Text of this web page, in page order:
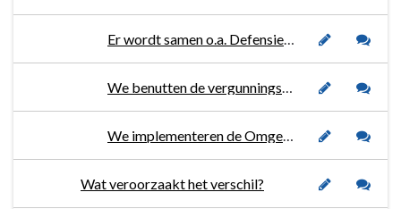
Er wordt samen o.a. Defensie, ZLTO, de TBO’s, de provincie en Evides in een gebiedsgerichte aanpak voor de Brabantse Wal samengewerkt inzake de integrale aanpak van uitdagingen op vlak van natuur, landbouw, water en ruimtelijke ontwikkelingen.
We benutten de vergunningsvrije mogelijkheden die de Omgevingswet biedt en verminderen de regeldruk.
We implementeren de Omgevingswet. We maken een integrale en breed gedragen visie op de fysieke leefomgeving en de wijze waarop de gemeente Woensdrecht samenwerkt met inwoners, bedrijven en maatschappelijke organisaties binnen die leefomgeving.
Wat veroorzaakt het verschil?